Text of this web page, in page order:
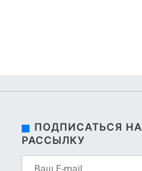
ПОДПИСАТЬСЯ НА
РАССЫЛКУ